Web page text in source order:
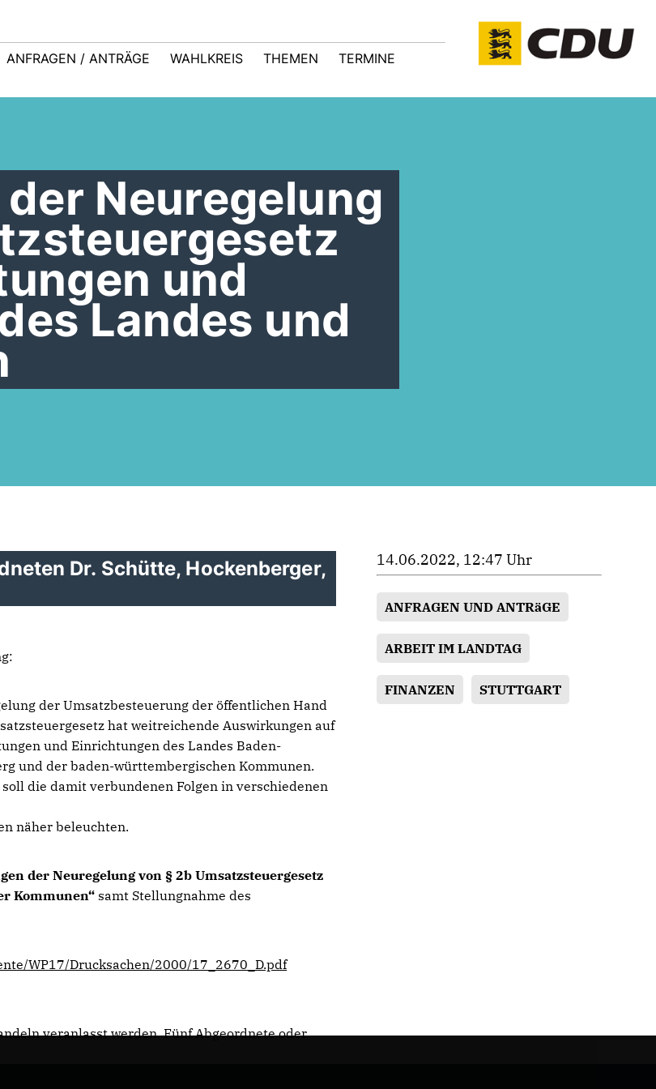
ANFRAGEN / ANTRÄGE WAHLKREIS THEMEN
TERMINE
Neuregelung
und
Landes und
Dr. Schütte, Hockenberger,
der Umsatzbesteuerung der öffentlichen Hand
hat weitreichende Auswirkungen auf
und Einrichtungen des Landes Baden-
und der baden-württembergischen Kommunen.
die damit verbundenen Folgen in verschiedenen
näher beleuchten.
der Neuregelung von § 2b Umsatzsteuergesetz
Kommunen“ samt Stellungnahme des
WP17/Drucksachen/2000/17_2670_D.pdf
veranlasst werden. Fünf Abgeordnete oder
14.06.2022, 12:47 Uhr
ANFRAGEN UND ANTRäGE
ARBEIT IM LANDTAG
FINANZEN STUTTGART